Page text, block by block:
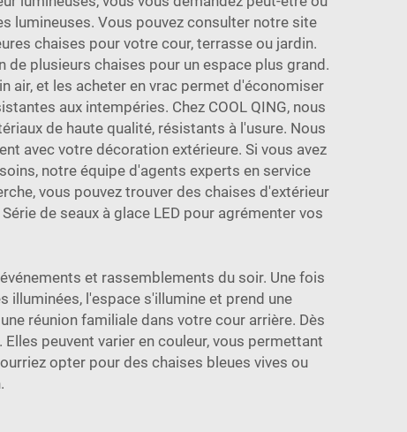
lumineuses. Vous pouvez consulter notre site
chaises pour votre cour, terrasse ou jardin.
de plusieurs chaises pour un espace plus grand.
air, et les acheter en vrac permet d'économiser
aux intempéries. Chez COOL QING, nous
de haute qualité, résistants à l'usure. Nous
avec votre décoration extérieure. Si vous avez
notre équipe d'agents experts en service
vous pouvez trouver des chaises d'extérieur
Série de seaux à glace LED pour agrémenter vos
et rassemblements du soir. Une fois
illuminées, l'espace s'illumine et prend une
réunion familiale dans votre cour arrière. Dès
peuvent varier en couleur, vous permettant
opter pour des chaises bleues vives ou